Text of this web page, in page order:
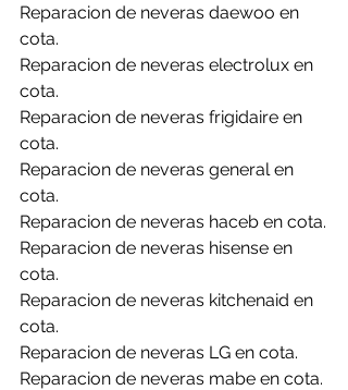
Reparacion de neveras daewoo en
cota.
Reparacion de neveras electrolux en
cota.
Reparacion de neveras frigidaire en
cota.
Reparacion de neveras general en
cota.
Reparacion de neveras haceb en cota.
Reparacion de neveras hisense en
cota.
Reparacion de neveras kitchenaid en
cota.
Reparacion de neveras LG en cota.
Reparacion de neveras mabe en cota.